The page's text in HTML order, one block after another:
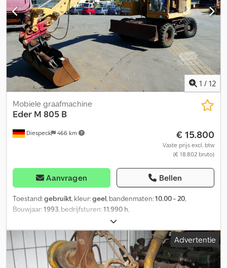
buisframe, hardhouten vloer, sjorogen Verkoop uitsluitend aan
bedrijven. BIJ EXPORT DIENT ALLEEN DE NETTOPRIJS BETAALD
TE WORDEN !!!!! ALLE INFORMATIE ZONDER GARANTIE, INCL.
UITRUSTING EN TOEBEHOREN. Onze algemene voorwaarden (zie
colofon) zijn van toepassing op alle koopcontracten, facturen,
proforma-facturen, bestellingen en verkoopgesprekken.
1 / 12
Diespeck 466 km
Mobiele graafmachine
Eder M 805 B
€ 15.800
Vaste prijs excl. btw
(€ 18.802 bruto)
Aanvragen Bellen
Toestand:gebruikt, kleur:geel, bandenmaten:10.00 - 20,
Bouwjaar:1993, bedrijfsturen:11.990 h,
, Uitrusting:
hydraulische hamer, verstelbare giek, Slootbak 1.800 mm
Djdponxkvbjfx Ag Tock Toegestane totaalgewicht 15.000 kg
Snelwisselsysteem Stempelblad Rechter planetaire tandwiel van
de vooras defect Wijzigingen en vergissingen voorbehouden
Advertentie